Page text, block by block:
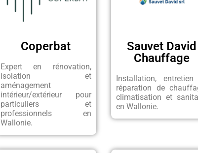
Coperbat
Expert en rénovation,
isolation et
aménagement
intérieur/extérieur pour
particuliers et
professionnels en
Wallonie.
Sauvet David
Chauffage
Installation,
réparation de
climatisation et
en Wallonie.